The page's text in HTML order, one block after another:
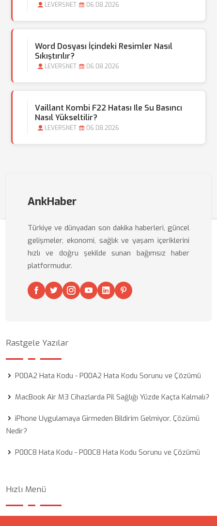
LEVERSNET 06.08.2026
Word Dosyası İçindeki Resimler Nasıl
Sıkıştırılır?
LEVERSNET 06.08.2026
Vaillant Kombi F22 Hatası Ile Su Basıncı
Nasıl Yükseltilir?
LEVERSNET 06.08.2026
AnkHaber
Türkiye ve dünyadan son dakika haberleri, güncel
gelişmeler, ekonomi, sağlık ve yaşam içeriklerini
hızlı ve doğru şekilde sunan bağımsız haber
platformudur.
Rastgele Yazılar
P00A2 Hata Kodu - P00A2 Hata Kodu Sorunu ve Çözümü
MacBook Air M3 Cihazlarda Pil Sağlığı Yüzde Kaçta Kalmalı?
iPhone Uygulamaya Girmeden Bildirim Gelmiyor, Çözümü
Nedir?
P00C8 Hata Kodu - P00C8 Hata Kodu Sorunu ve Çözümü
Hızlı Menü